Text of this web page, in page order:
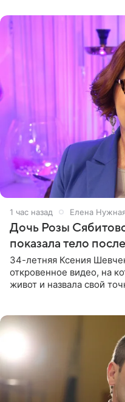
1 час назад Елена
Дочь Розы
показала тело
34-летняя Ксения
откровенное видео, на
живот и назвала свой